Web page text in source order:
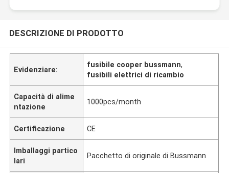
DESCRIZIONE DI PRODOTTO
Evidenziare:
fusibile cooper bussmann,
fusibili elettrici di ricambio
Capacità di alime
ntazione
1000pcs/month
Certificazione CE
Imballaggi partico
lari
Pacchetto di originale di Bussmann